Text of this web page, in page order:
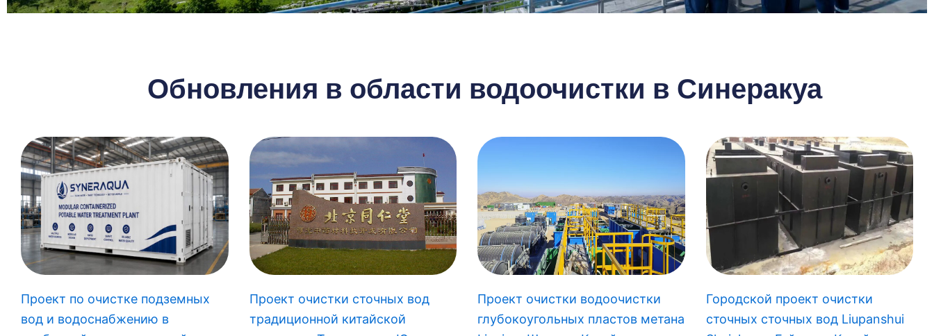
Решение EPC для муниципальной системы
очистки питьевой воды
Узнать больше
Обновления в области водоочистки в Синеракуа
Проект по очистке подземных
вод и водоснабжению в
Проект очистки сточных вод
традиционной китайской
Проект очистки водоочистки
глубокоугольных пластов метана
Городской проект очистки
сточных сточных вод Liupanshui